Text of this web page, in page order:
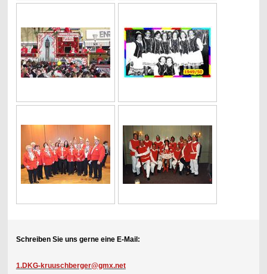
Schreiben Sie uns gerne eine E-Mail:
1.DKG-kruuschberger@gmx.net